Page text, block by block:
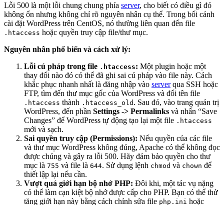
Lỗi 500 là một lỗi chung chung phía server, cho biết có điều gì đó
không ổn nhưng không chỉ rõ nguyên nhân cụ thể. Trong bối cảnh
cài đặt WordPress trên CentOS, nó thường liên quan đến file
.htaccess hoặc quyền truy cập file/thư mục.
Nguyên nhân phổ biến và cách xử lý:
Lỗi cú pháp trong file .htaccess: Một plugin hoặc một
thay đổi nào đó có thể đã ghi sai cú pháp vào file này. Cách
khắc phục nhanh nhất là đăng nhập vào serverqua SSH hoặc
FTP, tìm đến thư mục gốc của WordPress và đổi tên file
.htaccess thành .htaccess_old . Sau đó, vào trang quản trị
WordPress, đến phần Settings -> Permalinks và nhấn “Save
Changes” để WordPress tự động tạo lại một file .htaccess
mới và sạch.
Sai quyền truy cập (Permissions): Nếu quyền của các file
và thư mục WordPress không đúng, Apache có thể không đọc
được chúng và gây ra lỗi 500. Hãy đảm bảo quyền cho thư
mục là 755 và file là 644. Sử dụng lệnh chmod và chown để
thiết lập lại nếu cần.
Vượt quá giới hạn bộ nhớ PHP: Đôi khi, một tác vụ nặng
có thể làm cạn kiệt bộ nhớ được cấp cho PHP. Bạn có thể thử
tăng giới hạn này bằng cách chỉnh sửa file php.ini hoặc